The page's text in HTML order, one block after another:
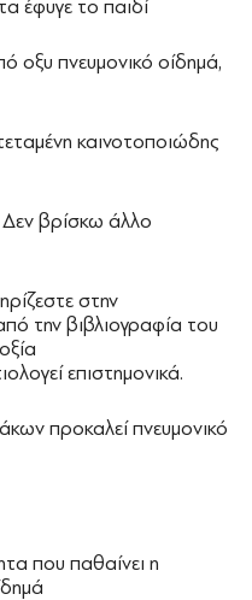
έφυγε το παιδί
οξυ πνευμονικό οίδημά,
καινοτοποιώδης
βρίσκω άλλο
στην
την βιβλιογραφία του
επιστημονικά.
προκαλεί πνευμονικό
που παθαίνει η